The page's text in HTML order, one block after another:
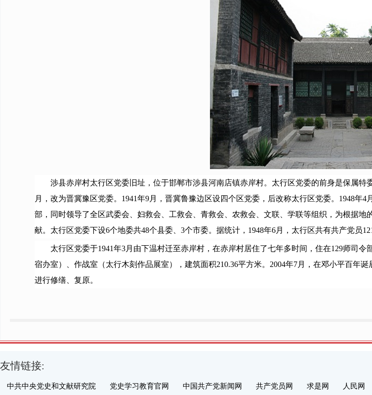
涉县赤岸村太行区党委旧址，位于邯郸市涉县河南店镇赤岸村。太行区党委的前身是保属特
月，改为晋冀豫区党委。1941年9月，晋冀鲁豫边区设四个区党委，后改称太行区党委。1948年
部，同时领导了全区武委会、妇救会、工救会、青救会、农救会、文联、学联等组织，为根据
献。太行区党委下设6个地委共48个县委、3个市委。据统计，1948年6月，太行区共有共产党员
太行区党委于1941年3月由下温村迁至赤岸村，在赤岸村居住了七年多时间，住在129师司
宿办室）、作战室（太行木刻作品展室），建筑面积210.36平方米。2004年7月，在邓小平百年
进行修缮、复原。
友情链接:
中共中央党史和文献研究院 党史学习教育官网 中国共产党新闻网 共产党员网 求是网 人民网